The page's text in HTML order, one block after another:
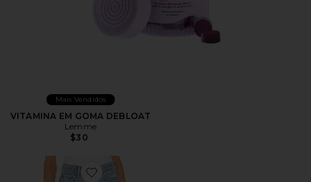
Mais Vendidos
VITAMINA EM GOMA DEBLOAT
Lemme
$30